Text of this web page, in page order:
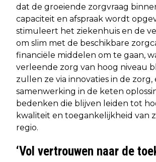
dat de groeiende zorgvraag
capaciteit en afspraak wordt
stimuleert het ziekenhuis en de
om slim met de beschikbare
financiële middelen om te gaan,
verleende zorg van hoog niveau
zullen ze via innovaties in de zorg,
samenwerking in de keten
bedenken die blijven leiden tot
kwaliteit en toegankelijkheid van
regio.
‘Vol vertrouwen naar de